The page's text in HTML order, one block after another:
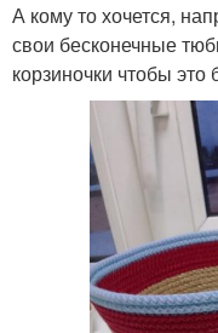
А кому то хочется,
свои бесконечные
корзиночки чтобы